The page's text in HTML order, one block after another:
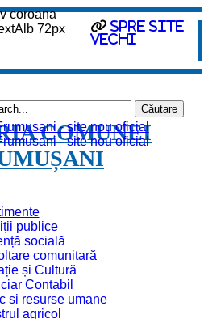
spre site
vechi
COMUNEI
publice
socială
comunitară
și Cultură
Contabil
si resurse umane
agricol